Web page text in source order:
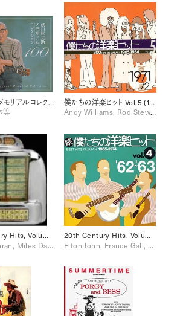
浜口庫之助メモリアルコレクション100 [Disc 2]
等
僕たちの洋楽ヒット Vol.5 (1971-72)
Andy Williams, Rod Stewart, The O'Jays, The Temptations
20th Century Hits, Volume Two/ Trilogy [Disc 3]
Eddie Cochran, Miles Davis, Nina Simone, Santana, The Beatles
20th Century Hits, Volume Two/ Trilogy [Disc 2]
Elton John, France Gall, Glenn Miller, Johnny Cash, Neil Sedaka, Otis Redding, Paul Anka, The Platters